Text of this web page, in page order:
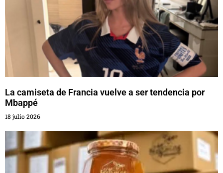
La camiseta de Francia vuelve a ser tendencia por
Mbappé
18 julio 2026